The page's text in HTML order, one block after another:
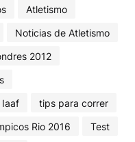
Atletismo
Noticias de Atletismo
2012
Iaaf
tips para correr
Rio 2016
Test